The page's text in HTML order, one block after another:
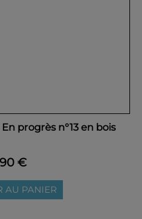
progrès n°13 en bois
€
AU PANIER